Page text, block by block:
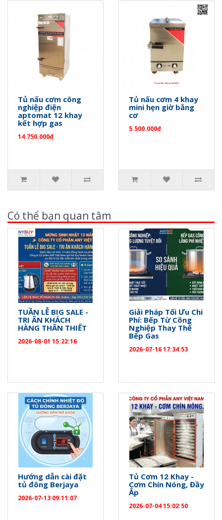
Tủ nấu cơm công
nghiệp điện
aptomat 12 khay
kết hợp gas
14.750.000đ
Tủ nấu cơm 4 khay
mini hẹn giờ bằng
cơ
5.500.000đ
Có thể bạn quan tâm
TUẦN LỄ BIG SALE -
TRI ÂN KHÁCH
HÀNG THÂN THIẾT
2026-08-01 15:22:16
Giải Pháp Tối Ưu Chi
Phí: Bếp Từ Công
Nghiệp Thay Thế
Bếp Gas
2026-07-16 17:34:53
Hướng dẫn cài đặt
tủ đông Berjaya
2026-07-13 09:11:07
Tủ Cơm 12 Khay -
Cơm Chín Nóng, Đầy
Ắp
2026-07-04 15:02:50